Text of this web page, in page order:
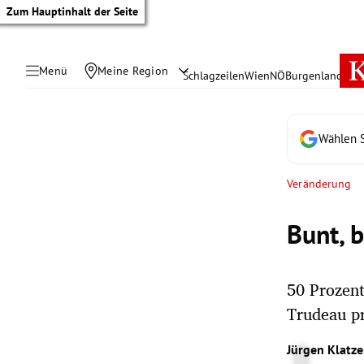
Zum Hauptinhalt der Seite
Menü Meine Region SchlagzeilenWienNÖBurgenland
Wählen
Veränderung
Bunt,
50
Trudeau
Jürgen